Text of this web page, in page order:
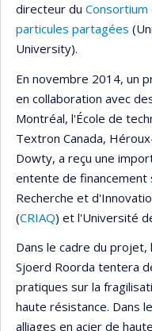
directeur du Consortium
particules partagées
University).
En novembre 2014, un
en collaboration avec
Montréal, l'École de
Textron Canada,
Dowty, a reçu une
entente de financement
Recherche et
(CRIAQ) et l'Université
Dans le cadre du
Sjoerd Roorda tentera
pratiques sur la
haute résistance. Dans
alliages en acier de